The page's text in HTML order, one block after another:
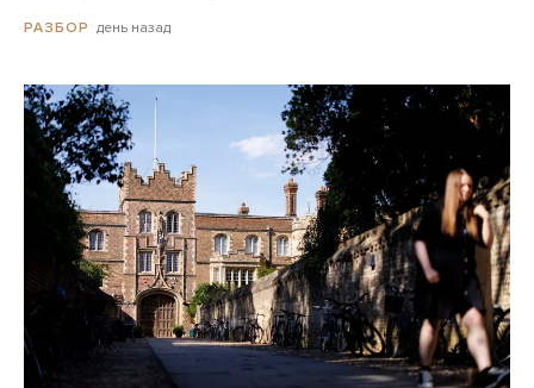
РАЗБОР день назад